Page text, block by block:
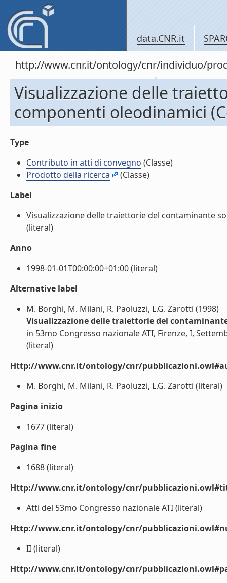
data.CNR.it
http://www.cnr.it/ontology/cnr/individuo/
Visualizzazione delle
componenti oleodinamici
Type
Contributo in atti di convegno (Classe)
Prodotto della ricerca
(Classe)
Label
Visualizzazione delle traiettorie del contaminante
(literal)
Anno
1998-01-01T00:00:00+01:00 (literal)
Alternative label
M. Borghi, M. Milani, R. Paoluzzi, L.G. Zarotti (1998)
Visualizzazione delle traiettorie del
in 53mo Congresso nazionale ATI, Firenze, I,
(literal)
Http://www.cnr.it/ontology/cnr/
M. Borghi, M. Milani, R. Paoluzzi, L.G. Zarotti (literal)
Pagina inizio
1677 (literal)
Pagina fine
1688 (literal)
Http://www.cnr.it/ontology/cnr/
Atti del 53mo Congresso nazionale ATI (literal)
Http://www.cnr.it/ontology/cnr/
II (literal)
Http://www.cnr.it/ontology/cnr/